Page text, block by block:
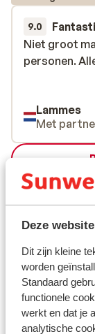
Deze
Dit zijn kleine
worden
Standaard
functionele
werkt en dat je
analytische
9.0
Niet groot
personen.
Niet groot
personen.
Lammes
Met
Ligging